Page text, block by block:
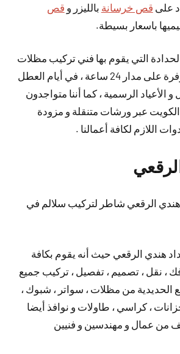
على قص خرسانة بالليزر و قص
باسعار بسيطة.
التي يقوم بها فني تركيب مظلات
الرقعي ، خدمتنا متوفرة على مدار 24 ساعة ، في أيام العطل
الأعياد الرسمية ، كما أننا متواجدون
عبر ورشات متنقلة و مزودة
اللازم لكافة أعمالنا .
الرقعي شاطر لتركيب سلالم في
هندي الرقعي حيث أنه يقوم بكافة
، نقل ، تصميم ، تفصيل ، تركيب جميع
الحديدية من مظلات ، سواتر ، شبوك ،
، كراسي ، طاولات و نوافذ أيضا
من عمال و مهندسين و فنيين